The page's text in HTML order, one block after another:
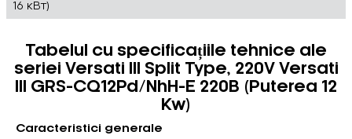
16 кВт)
Tabelul cu specificațiile tehnice ale
seriei Versati III Split Type, 220V Versati
III GRS-CQ12Pd/NhH-E 220В (Puterea 12
Kw)
Caracteristici generale